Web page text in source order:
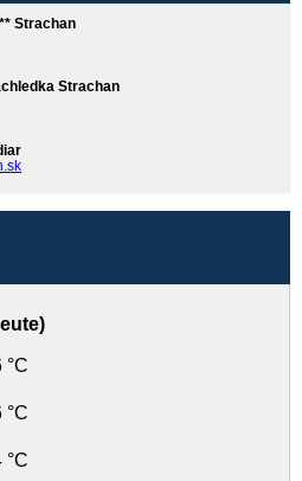
Strachan
Strachan
°C
°C
°C